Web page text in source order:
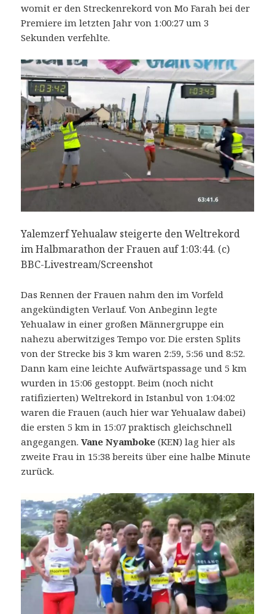
womit er den Streckenrekord von Mo Farah bei der
Premiere im letzten Jahr von 1:00:27 um 3
Sekunden verfehlte.
Yalemzerf Yehualaw steigerte den Weltrekord
im Halbmarathon der Frauen auf 1:03:44. (c)
BBC-Livestream/Screenshot
Das Rennen der Frauen nahm den im Vorfeld
angekündigten Verlauf. Von Anbeginn legte
Yehualaw in einer großen Männergruppe ein
nahezu aberwitziges Tempo vor. Die ersten Splits
von der Strecke bis 3 km waren 2:59, 5:56 und 8:52.
Dann kam eine leichte Aufwärtspassage und 5 km
wurden in 15:06 gestoppt. Beim (noch nicht
ratifizierten) Weltrekord in Istanbul von 1:04:02
waren die Frauen (auch hier war Yehualaw dabei)
die ersten 5 km in 15:07 praktisch gleichschnell
angegangen.Vane Nyamboke (KEN) lag hier als
zweite Frau in 15:38 bereits über eine halbe Minute
zurück.